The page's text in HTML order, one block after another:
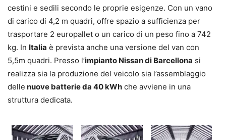
cestini e sedili secondo le proprie esigenze. Con un vano
di carico di 4,2 m quadri, offre spazio a sufficienza per
trasportare 2 europallet o un carico di un peso fino a 742
kg. In Italia è prevista anche una versione del van con
5,5m quadri. Presso l’impianto Nissan di Barcellona si
realizza sia la produzione del veicolo sia l’assemblaggio
delle nuove batterie da 40 kWh che avviene in una
struttura dedicata.